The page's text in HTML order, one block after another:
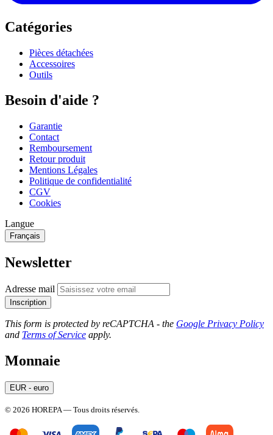
Catégories
Pièces détachées
Accessoires
Outils
Besoin d'aide ?
Garantie
Contact
Remboursement
Retour produit
Mentions Légales
Politique de confidentialité
CGV
Cookies
Langue
Français
Newsletter
Adresse mail
Inscription
This form is protected by reCAPTCHA - the Google Privacy Policy
and Terms of Service apply.
Monnaie
EUR - euro
© 2026 HOREPA — Tous droits réservés.